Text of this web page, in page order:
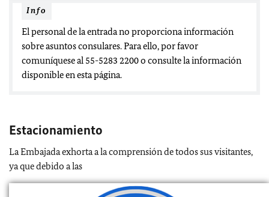
Info
El personal de la entrada no proporciona información
sobre asuntos consulares. Para ello, por favor
comuníquese al 55-5283 2200 o consulte la información
disponible en esta página.
Estacionamiento
La Embajada exhorta a la comprensión de todos sus visitantes,
ya que debido a las